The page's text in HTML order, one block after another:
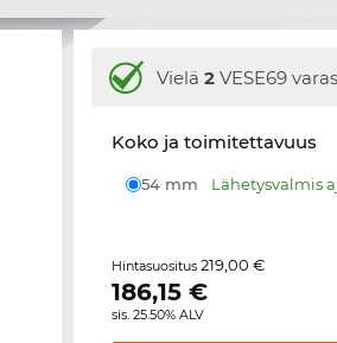
Vielä2 VESE69
Koko ja toimitettavuus
54 mm Lähetysvalmis
Hintasuositus219,00 €
186,15 €
sis. 25.50% ALV